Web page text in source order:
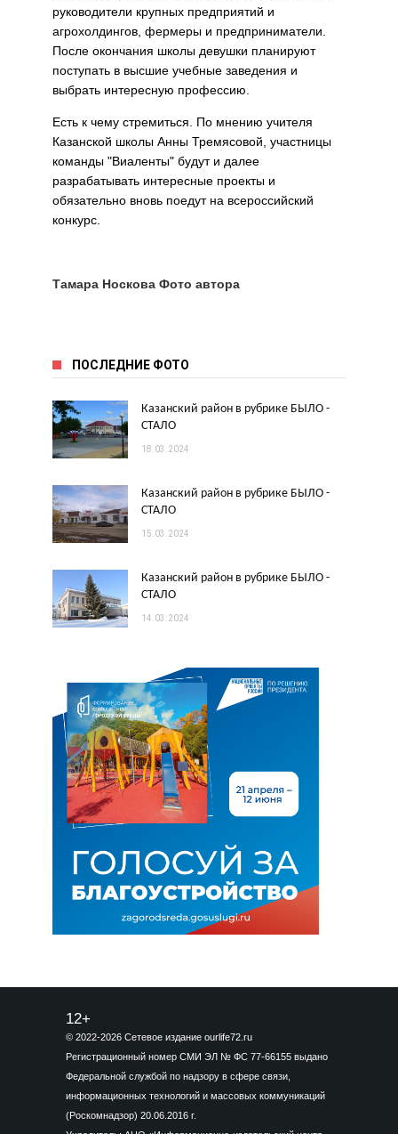
руководители крупных предприятий и
агрохолдингов, фермеры и предприниматели.
После окончания школы девушки планируют
поступать в высшие учебные заведения и
выбрать интересную профессию.
Есть к чему стремиться. По мнению учителя
Казанской школы Анны Тремясовой, участницы
команды "Виаленты" будут и далее
разрабатывать интересные проекты и
обязательно вновь поедут на всероссийский
конкурс.
Тамара Носкова Фото автора
ПОСЛЕДНИЕ ФОТО
Казанский район в рубрике БЫЛО -
СТАЛО
18.03.2024
Казанский район в рубрике БЫЛО -
СТАЛО
15.03.2024
Казанский район в рубрике БЫЛО -
СТАЛО
14.03.2024
12+
© 2022-2026 Сетевое издание ourlife72.ru
Регистрационный номер СМИ ЭЛ № ФС 77-66155 выдано
Федеральной службой по надзору в сфере связи,
информационных технологий и массовых коммуникаций
(Роскомнадзор) 20.06.2016 г.